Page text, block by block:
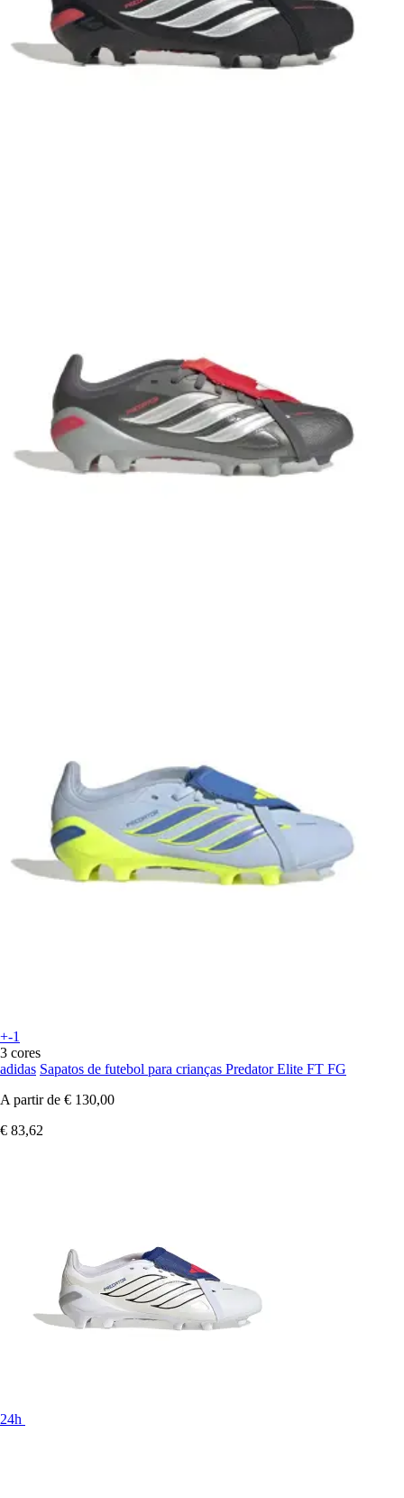
+-1
3 cores
adidas Sapatos de futebol para crianças Predator Elite FT FG
A partir de € 130,00
€ 83,62
24h